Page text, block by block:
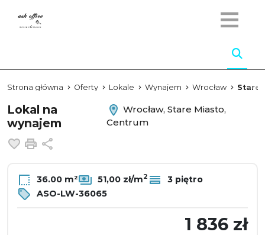
Strona główna Oferty Lokale Wynajem Wrocław Stare
Lokal na
wynajem
Wrocław, Stare Miasto,
Centrum
Dodaj do ulubionych
Drukuj
36.00 m² 51,00 zł/m2
3 piętro
ASO-LW-36065
1 836 zł